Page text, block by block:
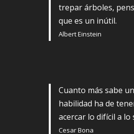
trepar árboles,
que es un inútil.
Albert Einstein
Cuanto más sabe
habilidad ha de
acercar lo difícil a lo
Cesar Bona